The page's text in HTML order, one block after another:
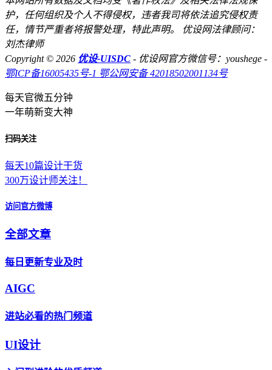
护，任何组织及个人不得侵权，违者我司将依法追究侵权责
任，情节严重者将报警处理，特此声明。 优设网法律顾问：
刘杰律师
Copyright © 2026 优设-UISDC - 优设网官方微信号：youshege -
鄂ICP备16005435号-1 鄂公网安备 42018502001134号
每天官微五分钟
一年萌新变大神
扫码关注
每天10篇设计干货
300万设计师关注！
访问官方微博
全部文章
每日更新专业及时
AIGC
进站必看的热门频道
UI设计